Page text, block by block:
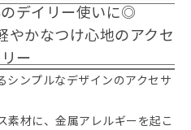
デイリー使いに◎
やかなつけ心地のアクセ
ー
シンプルなデザインのアクセサ
素材に、金属アレルギーを起こ